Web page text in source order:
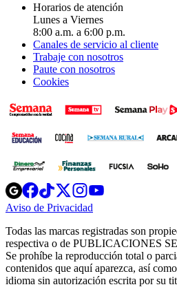
Horarios de atención
Lunes a Viernes
8:00 a.m. a 6:00 p.m.
Canales de servicio al cliente
Trabaje con nosotros
Paute con nosotros
Cookies
Opens
in
new
Opens
in
new
Opens
in
new
window
Opens
new
windowwindow
Aviso de Privacidad
new
window
Todas las marcas registradas son
respectiva o de PUBLICACIONES
Se prohíbe la reproducción total o
contenidos que aquí aparezca, así
idioma sin autorización escrita por su